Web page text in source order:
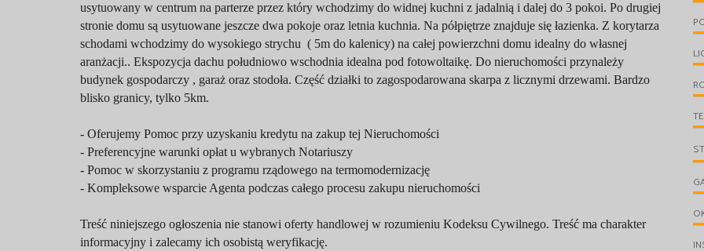
usytuowany w centrum na parterze przez który wchodzimy do widnej kuchni z jadalnią i dalej do 3 pokoi. Po drugiej
stronie domu są usytuowane jeszcze dwa pokoje oraz letnia kuchnia. Na półpiętrze znajduje się łazienka. Z korytarza
schodami wchodzimy do wysokiego strychu ( 5m do kalenicy) na całej powierzchni domu idealny do własnej
aranżacji.. Ekspozycja dachu południowo wschodnia idealna pod fotowoltaikę. Do nieruchomości przynależy
budynek gospodarczy , garaż oraz stodoła. Część działki to zagospodarowana skarpa z licznymi drzewami. Bardzo
blisko granicy, tylko 5km.
- Oferujemy Pomoc przy uzyskaniu kredytu na zakup tej Nieruchomości
- Preferencyjne warunki opłat u wybranych Notariuszy
- Pomoc w skorzystaniu z programu rządowego na termomodernizację
- Kompleksowe wsparcie Agenta podczas całego procesu zakupu nieruchomości
Treść niniejszego ogłoszenia nie stanowi oferty handlowej w rozumieniu Kodeksu Cywilnego. Treść ma charakter
informacyjny i zalecamy ich osobistą weryfikację.